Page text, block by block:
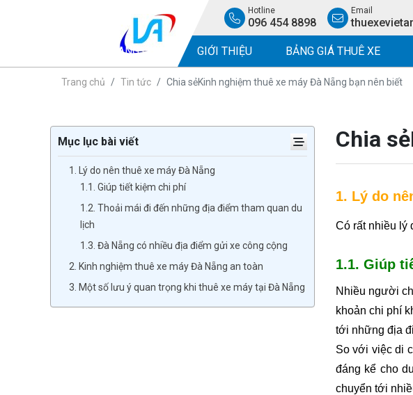
Hotline
096 454 8898
Email
TRANG CHỦ GIỚI THIỆU BẢNG GIÁ THUÊ XE
Trang chủ Tin tức Chia sẻKinh nghiệm thuê xe máy Đà Nẵng bạn nên biết
Mục lục bài viết
1. Lý do nên thuê xe máy Đà Nẵng
1.1. Giúp tiết kiệm chi phí
1.2. Thoải mái đi đến những địa điểm tham quan du
lịch
1.3. Đà Nẵng có nhiều địa điểm gửi xe công cộng
2. Kinh nghiệm thuê xe máy Đà Nẵng an toàn
3. Một số lưu ý quan trọng khi thuê xe máy tại Đà Nẵng
Chia
1. Lý do
Có rất nhiều lý
1.1. Giúp
Nhiều người
khoản chi phí
tới những địa
So với việc di
đáng kể cho
chuyển tới